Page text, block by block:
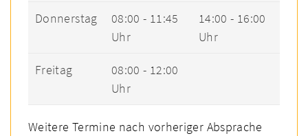
Donnerstag
08:00 - 11:45
Uhr
14:00 - 16:00
Uhr
Freitag
08:00 - 12:00
Uhr
Weitere Termine nach vorheriger Absprache